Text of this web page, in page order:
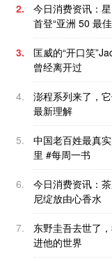
2.
今日消费资讯：
首登“亚洲 50 最
3.
匡威的“开口笑
曾经离开过
4.
澎程系列来了，
最新理解
5.
中国老百姓最真
里 #每周一书
6.
今日消费资讯：
尼绽放由心香水
7.
东野圭吾去世了
进他的世界